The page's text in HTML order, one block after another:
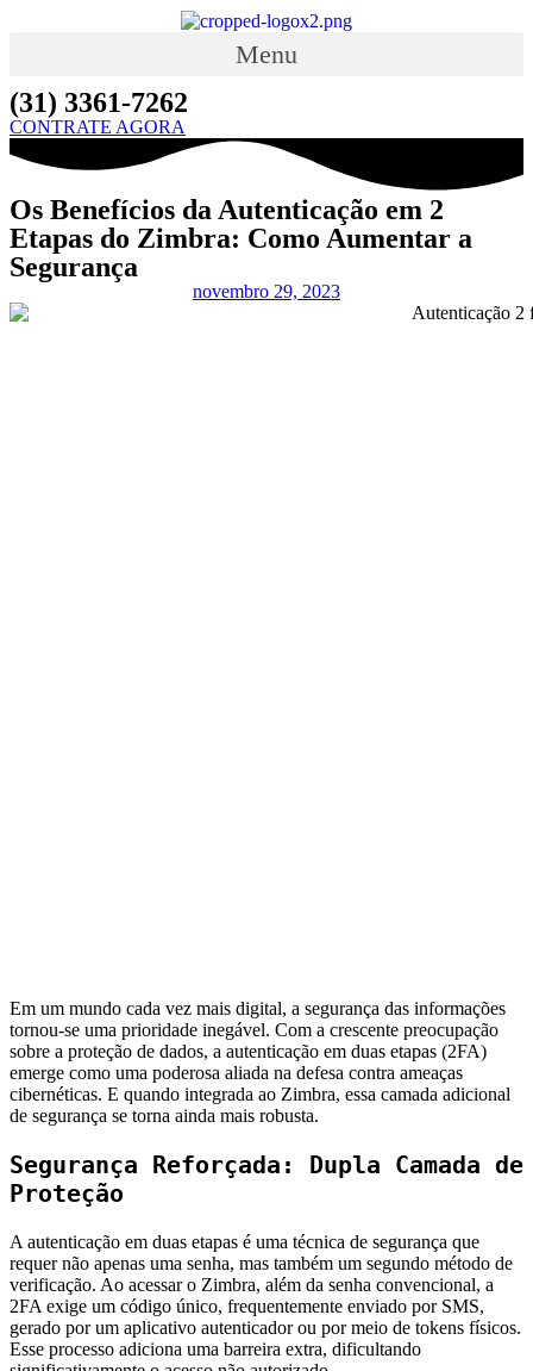
Menu
(31) 3361-7262
CONTRATE AGORA
Os Benefícios da Autenticação em 2
Etapas do Zimbra: Como Aumentar a
Segurança
novembro 29, 2023
Em um mundo cada vez mais digital, a segurança das informações
tornou-se uma prioridade inegável. Com a crescente preocupação
sobre a proteção de dados, a autenticação em duas etapas (2FA)
emerge como uma poderosa aliada na defesa contra ameaças
cibernéticas. E quando integrada ao Zimbra, essa camada adicional
de segurança se torna ainda mais robusta.
Segurança Reforçada: Dupla Camada de
Proteção
A autenticação em duas etapas é uma técnica de segurança que
requer não apenas uma senha, mas também um segundo método de
verificação. Ao acessar o Zimbra, além da senha convencional, a
2FA exige um código único, frequentemente enviado por SMS,
gerado por um aplicativo autenticador ou por meio de tokens físicos.
Esse processo adiciona uma barreira extra, dificultando